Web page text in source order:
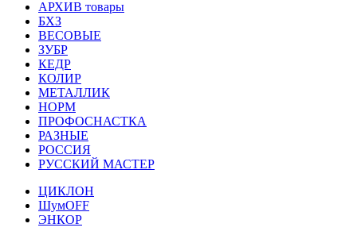
АРХИВ товары
БХЗ
ВЕСОВЫЕ
ЗУБР
КЕДР
КОЛИР
МЕТАЛЛИК
НОРМ
ПРОФОСНАСТКА
РАЗНЫЕ
РОССИЯ
РУССКИЙ МАСТЕР
ЦИКЛОН
ШумOFF
ЭНКОР